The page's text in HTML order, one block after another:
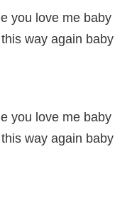
you love me baby
way again baby
you love me baby
way again baby